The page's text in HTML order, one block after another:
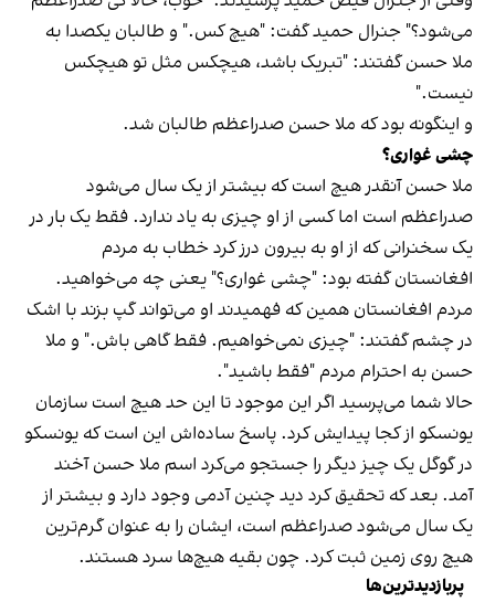
می‌شود؟" جنرال حمید گفت: "هیچ کس." و طالبان یکصدا به
ملا حسن گفتند: "تبریک باشد، هیچکس مثل تو هیچکس
نیست."
و اینگونه بود که ملا حسن صدراعظم طالبان شد.
چشی غواری؟
ملا حسن آنقدر هیچ است که بیشتر از یک سال می‌شود
صدراعظم است اما کسی از او چیزی به یاد ندارد. فقط یک بار در
یک سخنرانی که از او به بیرون درز کرد خطاب به مردم
افغانستان گفته بود: "چشی غواری؟" یعنی چه می‌خواهید.
مردم افغانستان همین که فهمیدند او می‌تواند گپ بزند با اشک
در چشم گفتند: "چیزی نمی‌خواهیم. فقط گاهی باش." و ملا
حسن به احترام مردم "فقط باشید".
حالا شما می‌پرسید اگر این موجود تا این حد هیچ است سازمان
یونسکو از کجا پیدایش کرد. پاسخ ساده‌اش این است که یونسکو
در گوگل یک چیز دیگر را جستجو می‌کرد اسم ملا حسن آخند
آمد. بعد که تحقیق کرد دید چنین آدمی وجود دارد و بیشتر از
یک سال می‌شود صدراعظم است، ایشان را به عنوان گرم‌ترین
هیچ روی زمین ثبت کرد. چون بقیه هیچ‌ها سرد هستند.
پربازدیدترین‌ها